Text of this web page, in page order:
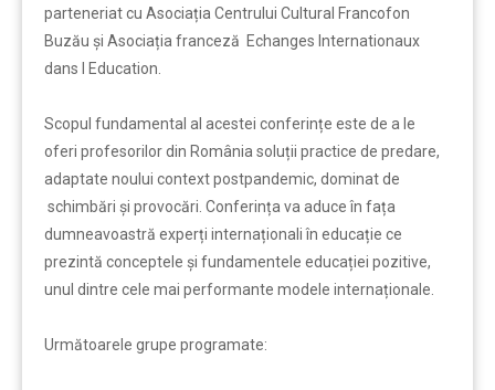
parteneriat cu Asociația Centrului Cultural Francofon
Buzău și Asociația franceză Echanges Internationaux
dans l Education.
Scopul fundamental al acestei conferințe este de a le
oferi profesorilor din România soluții practice de predare,
adaptate noului context postpandemic, dominat de
schimbări și provocări. Conferința va aduce în fața
dumneavoastră experți internaționali în educație ce
prezintă conceptele și fundamentele educației pozitive,
unul dintre cele mai performante modele internaționale.
Următoarele grupe programate: